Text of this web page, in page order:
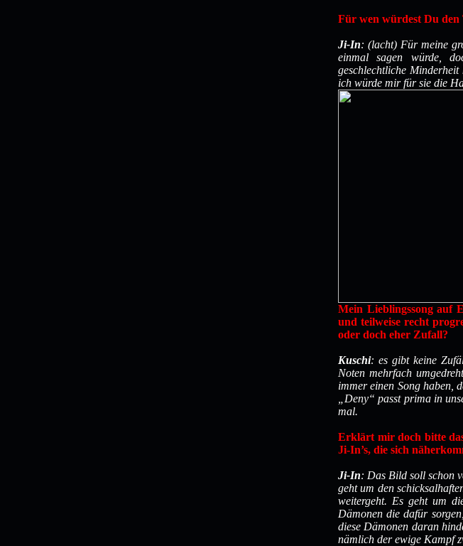
Für wen würdest Du den
Ji-In: (lacht) Für meine
einmal sagen würde,
geschlechtliche
ich würde mir für sie die
Mein Lieblingssong auf
und teilweise recht
oder doch eher Zufall?
Kuschi: es gibt keine
Noten mehrfach
immer einen Song haben,
„Deny“ passt prima in
mal.
Erklärt mir doch bitte
Ji-In’s, die sich
Ji-In: Das Bild soll schon
geht um den
weitergeht. Es geht um
Dämonen die dafür
diese Dämonen daran
nämlich der ewige Kampf